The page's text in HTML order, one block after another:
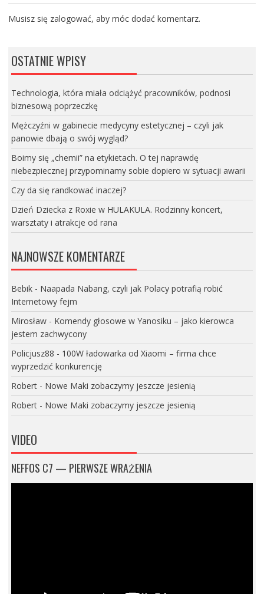
Musisz się zalogować, aby móc dodać komentarz.
OSTATNIE WPISY
Technologia, która miała odciążyć pracowników, podnosi
biznesową poprzeczkę
Mężczyźni w gabinecie medycyny estetycznej – czyli jak
panowie dbają o swój wygląd?
Boimy się „chemii” na etykietach. O tej naprawdę
niebezpiecznej przypominamy sobie dopiero w sytuacji awarii
Czy da się randkować inaczej?
Dzień Dziecka z Roxie w HULAKULA. Rodzinny koncert,
warsztaty i atrakcje od rana
NAJNOWSZE KOMENTARZE
Bebik- Naapada Nabang, czyli jak Polacy potrafią robić
Internetowy fejm
Mirosław- Komendy głosowe w Yanosiku – jako kierowca
jestem zachwycony
Policjusz88 - 100W ładowarka od Xiaomi – firma chce
wyprzedzić konkurencję
Robert- Nowe Maki zobaczymy jeszcze jesienią
Robert- Nowe Maki zobaczymy jeszcze jesienią
VIDEO
NEFFOS C7 — PIERWSZE WRAŻENIA